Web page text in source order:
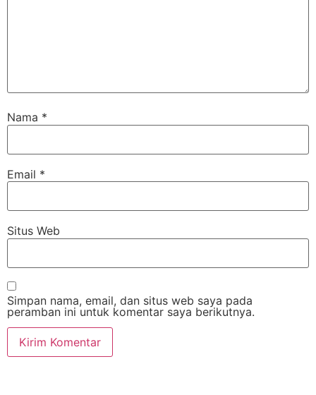
Nama *
Email *
Situs Web
Simpan nama, email, dan situs web saya pada
peramban ini untuk komentar saya berikutnya.